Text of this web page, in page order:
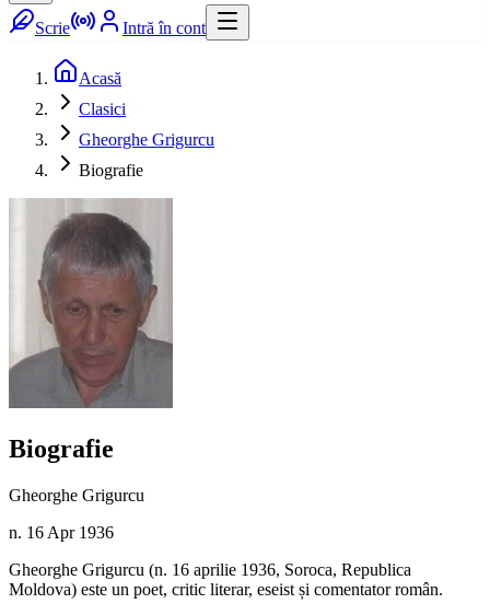
Scrie Intră în cont
Acasă
Clasici
Gheorghe Grigurcu
Biografie
Biografie
Gheorghe Grigurcu
n. 16 Apr 1936
Gheorghe Grigurcu (n. 16 aprilie 1936, Soroca, Republica
Moldova) este un poet, critic literar, eseist și comentator român.